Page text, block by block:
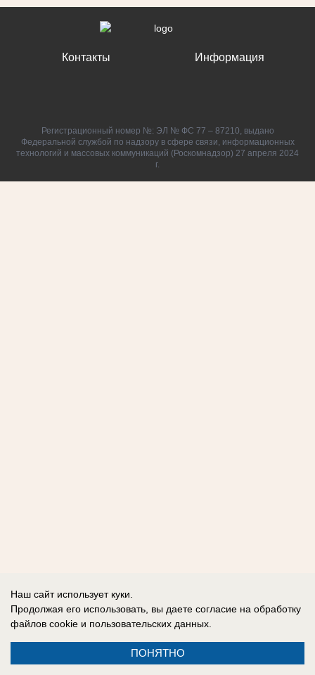
Контакты Информация
Регистрационный номер №: ЭЛ № ФС 77 – 87210, выдано
Федеральной службой по надзору в сфере связи, информационных
технологий и массовых коммуникаций (Роскомнадзор) 27 апреля 2024
г.
Наш сайт использует куки.
Продолжая его использовать, вы даете согласие на обработку
файлов cookie и пользовательских данных.
ПОНЯТНО